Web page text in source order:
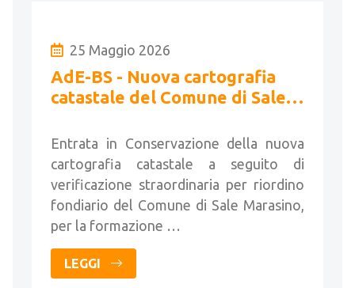
25 Maggio 2026
AdE-BS - Nuova cartografia
catastale del Comune di Sale
Entrata in Conservazione della nuova
cartografia catastale a seguito di
verificazione straordinaria per riordino
fondiario del Comune di Sale Marasino,
per la formazione …
LEGGI